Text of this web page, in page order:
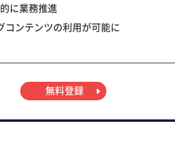
に業務推進
コンテンツの利用が可能に
無料登録